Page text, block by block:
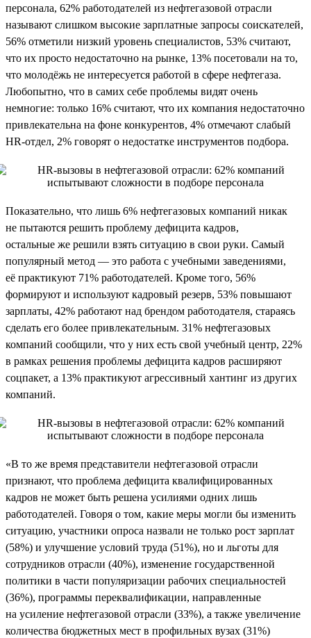
персонала, 62% работодателей из нефтегазовой отрасли
называют слишком высокие зарплатные запросы соискателей,
56% отметили низкий уровень специалистов, 53% считают,
что их просто недостаточно на рынке, 13% посетовали на то,
что молодёжь не интересуется работой в сфере нефтегаза.
Любопытно, что в самих себе проблемы видят очень
немногие: только 16% считают, что их компания недостаточно
привлекательна на фоне конкурентов, 4% отмечают слабый
HR-отдел, 2% говорят о недостатке инструментов подбора.
Показательно, что лишь 6% нефтегазовых компаний никак
не пытаются решить проблему дефицита кадров,
остальные же решили взять ситуацию в свои руки. Самый
популярный метод — это работа с учебными заведениями,
её практикуют 71% работодателей. Кроме того, 56%
формируют и используют кадровый резерв, 53% повышают
зарплаты, 42% работают над брендом работодателя, стараясь
сделать его более привлекательным. 31% нефтегазовых
компаний сообщили, что у них есть свой учебный центр, 22%
в рамках решения проблемы дефицита кадров расширяют
соцпакет, а 13% практикуют агрессивный хантинг из других
компаний.
«В то же время представители нефтегазовой отрасли
признают, что проблема дефицита квалифицированных
кадров не может быть решена усилиями одних лишь
работодателей. Говоря о том, какие меры могли бы изменить
ситуацию, участники опроса назвали не только рост зарплат
(58%) и улучшение условий труда (51%), но и льготы для
сотрудников отрасли (40%), изменение государственной
политики в части популяризации рабочих специальностей
(36%), программы переквалификации, направленные
на усиление нефтегазовой отрасли (33%), а также увеличение
количества бюджетных мест в профильных вузах (31%)